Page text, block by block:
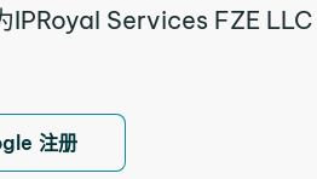
IPRoyal Services FZE LLC
注册